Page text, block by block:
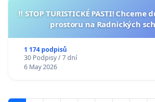
‼️ STOP TURISTICKÉ PASTI!
prostoru na Radnických
1 174 podpisů
30 Podpisy / 7 dní
6 May 2026